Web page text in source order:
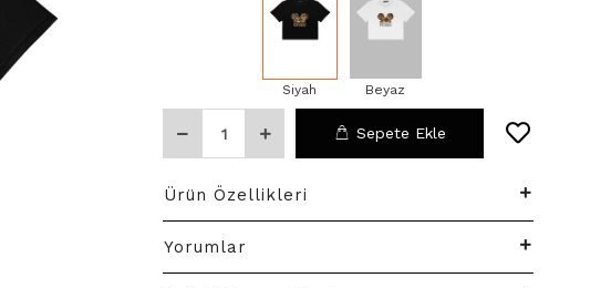
Siyah Beyaz
Sepete Ekle
Ürün Özellikleri
Yorumlar